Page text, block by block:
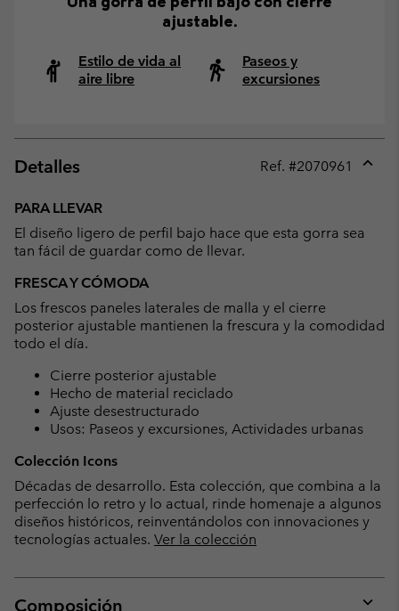
ajustable.
Estilo de vida al
aire libre
Paseos y
excursiones
Detalles Ref. #2070961
PARA LLEVAR
El diseño ligero de perfil bajo hace que esta gorra sea
tan fácil de guardar como de llevar.
FRESCA Y CÓMODA
Los frescos paneles laterales de malla y el cierre
posterior ajustable mantienen la frescura y la comodidad
todo el día.
Cierre posterior ajustable
Hecho de material reciclado
Ajuste desestructurado
Usos: Paseos y excursiones, Actividades urbanas
Colección Icons
Décadas de desarrollo. Esta colección, que combina a la
perfección lo retro y lo actual, rinde homenaje a algunos
diseños históricos, reinventándolos con innovaciones y
tecnologías actuales. Ver la colección
Composición